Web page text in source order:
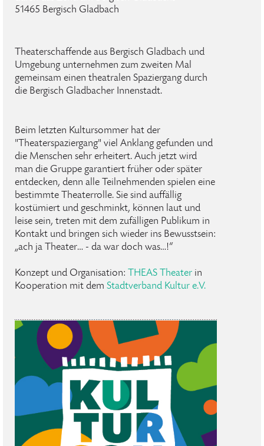
51465 Bergisch Gladbach
Theaterschaffende aus Bergisch Gladbach und
Umgebung unternehmen zum zweiten Mal
gemeinsam einen theatralen Spaziergang durch
die Bergisch Gladbacher Innenstadt.
Beim letzten Kultursommer hat der
"Theaterspaziergang" viel Anklang gefunden und
die Menschen sehr erheitert. Auch jetzt wird
man die Gruppe garantiert früher oder später
entdecken, denn alle Teilnehmenden spielen eine
bestimmte Theaterrolle. Sie sind auffällig
kostümiert und geschminkt, können laut und
leise sein, treten mit dem zufälligen Publikum in
Kontakt und bringen sich wieder ins Bewusstsein:
„ach ja Theater… - da war doch was…!“
Konzept und Organisation: THEAS Theater in
Kooperation mit dem Stadtverband Kultur e.V.